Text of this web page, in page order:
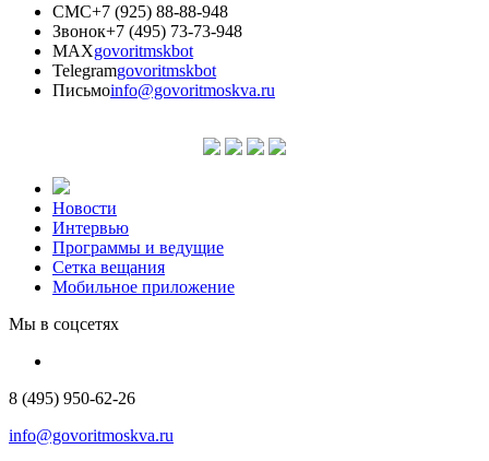
СМС+7 (925) 88-88-948
Звонок+7 (495) 73-73-948
MAXgovoritmskbot
Telegramgovoritmskbot
Письмоinfo@govoritmoskva.ru
Новости
Интервью
Программы и ведущие
Сетка вещания
Мобильное приложение
Мы в соцсетях
8 (495) 950-62-26
info@govoritmoskva.ru